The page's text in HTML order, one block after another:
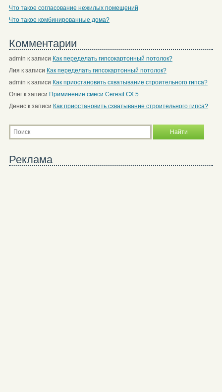
Что такое согласование нежилых помещений
Что такое комбинированные дома?
Комментарии
admin к записи Как переделать гипсокартонный потолок?
Лия к записи Как переделать гипсокартонный потолок?
admin к записи Как приостановить схватывание строительного гипса?
Олегк записи Приминение смеси Ceresit СХ 5
Дениск записи Как приостановить схватывание строительного гипса?
Реклама